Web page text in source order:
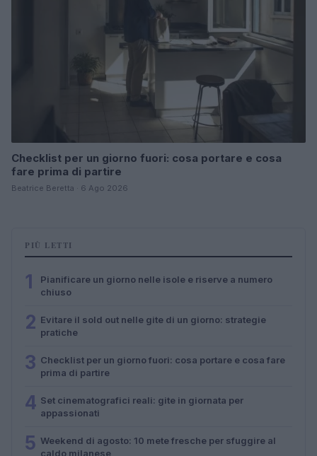
Checklist per un giorno fuori: cosa portare e cosa
fare prima di partire
Beatrice Beretta · 6 Ago 2026
PIÙ LETTI
1
Pianificare un giorno nelle isole e riserve a numero
chiuso
2 Evitare il sold out nelle gite di un giorno: strategie
pratiche
3 Checklist per un giorno fuori: cosa portare e cosa fare
prima di partire
4 Set cinematografici reali: gite in giornata per
appassionati
5 Weekend di agosto: 10 mete fresche per sfuggire al
caldo milanese